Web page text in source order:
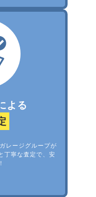
よる
レージグループが
丁寧な査定で、安